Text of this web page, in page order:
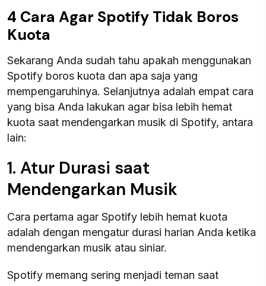
4 Cara Agar Spotify Tidak Boros
Kuota
Sekarang Anda sudah tahu apakah menggunakan
Spotify boros kuota dan apa saja yang
mempengaruhinya. Selanjutnya adalah empat cara
yang bisa Anda lakukan agar bisa lebih hemat
kuota saat mendengarkan musik di Spotify, antara
lain:
1. Atur Durasi saat
Mendengarkan Musik
Cara pertama agar Spotify lebih hemat kuota
adalah dengan mengatur durasi harian Anda ketika
mendengarkan musik atau siniar.
Spotify memang sering menjadi teman saat